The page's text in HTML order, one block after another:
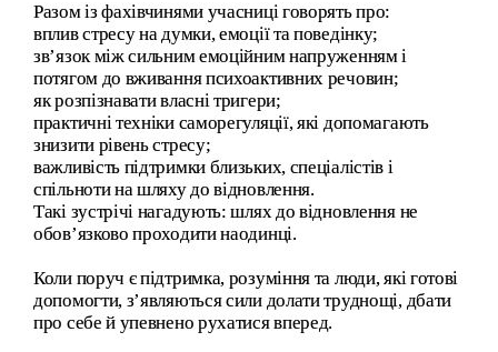
Разом із фахівчинями учасниці говорять про:
вплив стресу на думки, емоції та поведінку;
зв’язок між сильним емоційним напруженням і
потягом до вживання психоактивних речовин;
як розпізнавати власні тригери;
практичні техніки саморегуляції, які допомагають
знизити рівень стресу;
важливість підтримки близьких, спеціалістів і
спільноти на шляху до відновлення.
Такі зустрічі нагадують: шлях до відновлення не
обов’язково проходити наодинці.
Коли поруч є підтримка, розуміння та люди, які готові
допомогти, з’являються сили долати труднощі, дбати
про себе й упевнено рухатися вперед.